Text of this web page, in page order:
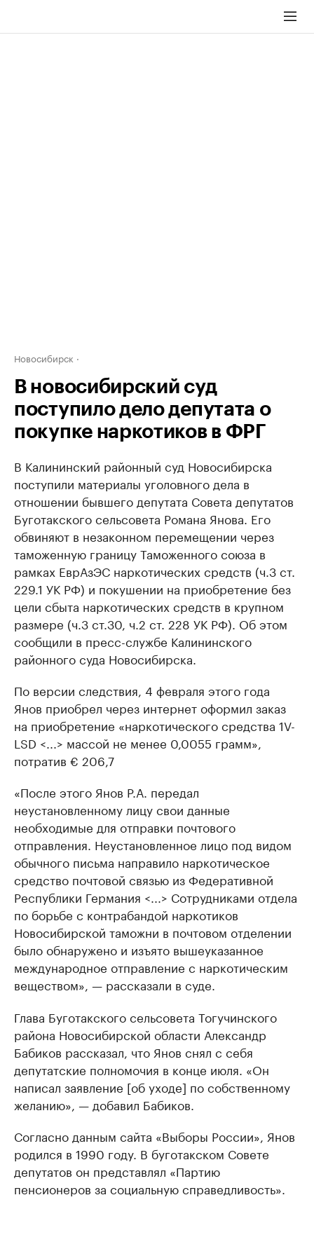
Новосибирск
В новосибирский суд
поступило дело депутата о
покупке наркотиков в ФРГ
В Калининский районный суд Новосибирска
поступили материалы уголовного дела в
отношении бывшего депутата Совета депутатов
Буготакского сельсовета Романа Янова. Его
обвиняют в незаконном перемещении через
таможенную границу Таможенного союза в
рамках ЕврАзЭС наркотических средств (ч.3 ст.
229.1 УК РФ) и покушении на приобретение без
цели сбыта наркотических средств в крупном
размере (ч.3 ст.30, ч.2 ст. 228 УК РФ). Об этом
сообщили в пресс-службе Калининского
районного суда Новосибирска.
По версии следствия, 4 февраля этого года
Янов приобрел через интернет оформил заказ
на приобретение «наркотического средства 1V-
LSD <...> массой не менее 0,0055 грамм»,
потратив € 206,7
«После этого Янов Р.А. передал
неустановленному лицу свои данные
необходимые для отправки почтового
отправления. Неустановленное лицо под видом
обычного письма направило наркотическое
средство почтовой связью из Федеративной
Республики Германия <...> Сотрудниками отдела
по борьбе с контрабандой наркотиков
Новосибирской таможни в почтовом отделении
было обнаружено и изъято вышеуказанное
международное отправление с наркотическим
веществом», — рассказали в суде.
Глава Буготакского сельсовета Тогучинского
района Новосибирской области Александр
Бабиков рассказал, что Янов снял с себя
депутатские полномочия в конце июля. «Он
написал заявление [об уходе] по собственному
желанию», — добавил Бабиков.
Согласно данным сайта «Выборы России», Янов
родился в 1990 году. В буготакском Совете
депутатов он представлял «Партию
пенсионеров за социальную справедливость».